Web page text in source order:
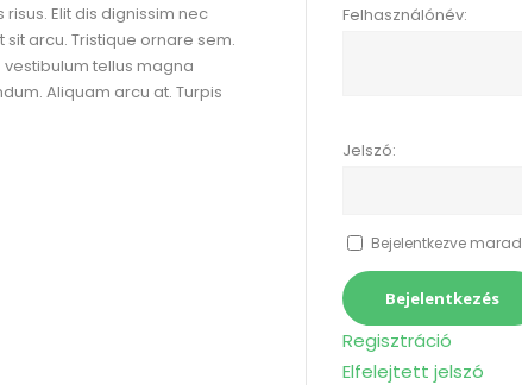
Elit dis dignissim nec
arcu. Tristique ornare sem.
vestibulum tellus magna
Aliquam arcu at. Turpis
Felhasználónév:
Jelszó:
Bejelentkezve marad
Bejelentkezés
Regisztráció
Elfelejtett jelszó